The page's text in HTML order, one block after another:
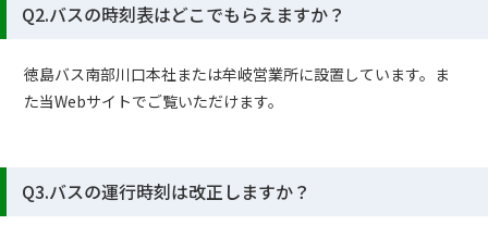
Q2.バスの時刻表はどこでもらえますか？
徳島バス南部川口本社または牟岐営業所に設置しています。ま
た当Webサイトでご覧いただけます。
Q3.バスの運行時刻は改正しますか？